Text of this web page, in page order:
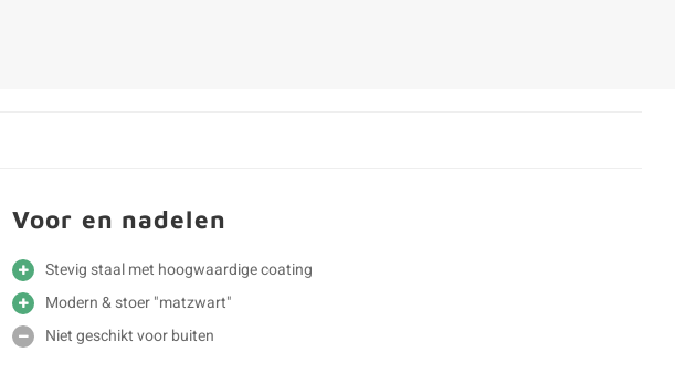
Voor en nadelen
Stevig staal met hoogwaardige coating
Modern & stoer "matzwart"
Niet geschikt voor buiten